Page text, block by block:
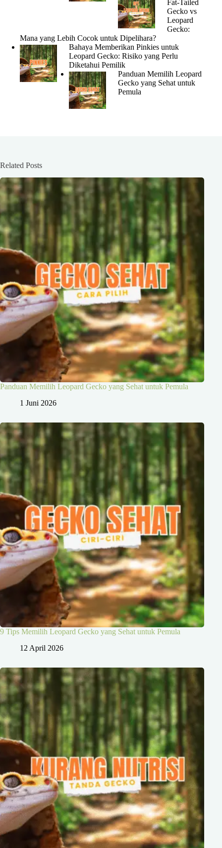
Fat-Tailed
Gecko vs
Leopard
Gecko:
Mana yang Lebih Cocok untuk Dipelihara?
Bahaya Memberikan Pinkies untuk
Leopard Gecko: Risiko yang Perlu
Diketahui Pemilik
Panduan Memilih Leopard
Gecko yang Sehat untuk
Pemula
Related Posts
Panduan Memilih Leopard Gecko yang Sehat untuk Pemula
1 Juni 2026
9 Tips Memilih Leopard Gecko yang Sehat untuk Pemula
12 April 2026